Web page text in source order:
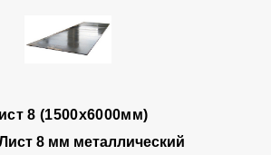
8 (1500х6000мм)
8 мм металлический